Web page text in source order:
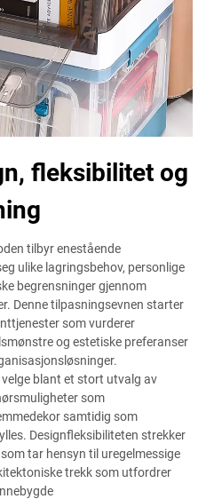
fleksibilitet og
tilbyr enestående
ulike lagringsbehov, personlige
begrensninger gjennom
Denne tilpasningsevnen starter
som vurderer
og estetiske preferanser
blant et stort utvalg av
som
samtidig som
Designfleksibiliteten strekker
tar hensyn til uregelmessige
trekk som utfordrer